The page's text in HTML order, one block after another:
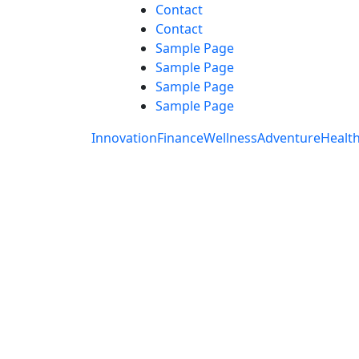
Contact
Contact
Sample Page
Sample Page
Sample Page
Sample Page
InnovationFinanceWellnessAdventureHealth